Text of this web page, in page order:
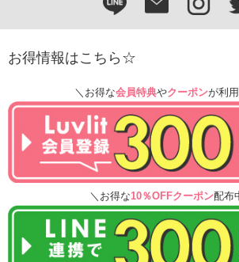
お得情報はこちら☆
＼お得な会員特典やクーポンが利
＼お得な10％OFFクーポン配布